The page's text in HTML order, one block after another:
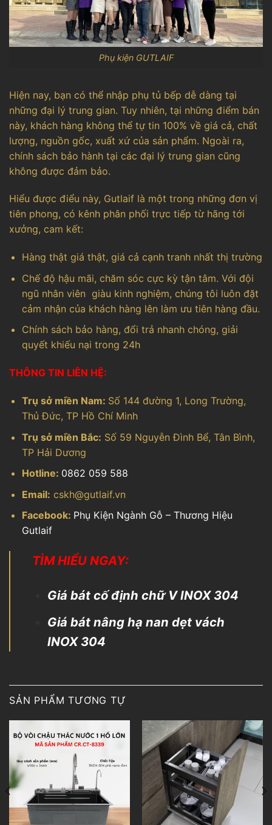
Phụ kiện GUTLAIF
Hiện nay, bạn có thể nhập phụ tủ bếp dễ dàng tại
những đại lý trung gian. Tuy nhiên, tại những điểm bán
này, khách hàng không thể tự tin 100% về giá cả, chất
lượng, nguồn gốc, xuất xứ của sản phẩm. Ngoài ra,
chính sách bảo hành tại các đại lý trung gian cũng
không được đảm bảo.
Hiểu được điểu này, Gutlaif là một trong những đơn vị
tiên phong, có kênh phân phối trực tiếp từ hãng tới
xưởng, cam kết:
Hàng thật giá thật, giá cả cạnh tranh nhất thị trường
Chế độ hậu mãi, chăm sóc cực kỳ tận tâm. Với đội
ngũ nhân viên giàu kinh nghiệm, chúng tôi luôn đặt
cảm nhận của khách hàng lên làm ưu tiên hàng đầu.
Chính sách bảo hàng, đổi trả nhanh chóng, giải
quyết khiếu nại trong 24h
THÔNG TIN LIÊN HỆ:
Trụ sở miền Nam: Số 144 đường 1, Long Trường,
Thủ Đức, TP Hồ Chí Minh
Trụ sở miền Bắc: Số 59 Nguyễn Đình Bể, Tân Bình,
TP Hải Dương
Hotline: 0862 059 588
Email: cskh@gutlaif.vn
Facebook: Phụ Kiện Ngành Gỗ – Thương Hiệu
Gutlaif
TÌM HIỂU NGAY:
Giá bát cố định chữ V INOX 304
Giá bát nâng hạ nan dẹt vách
INOX 304
SẢN PHẨM TƯƠNG TỰ